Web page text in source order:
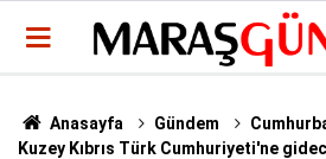
Anasayfa Gündem
Kuzey Kıbrıs Türk Cumhuriyeti'ne